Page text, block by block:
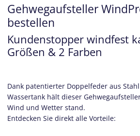
Gehwegaufsteller
bestellen
Kundenstopper windfest
Größen & 2 Farben
Dank patentierter Doppelfeder aus
Wassertank hält dieser
Wind und Wetter stand.
Entdecken Sie direkt alle Vorteile: